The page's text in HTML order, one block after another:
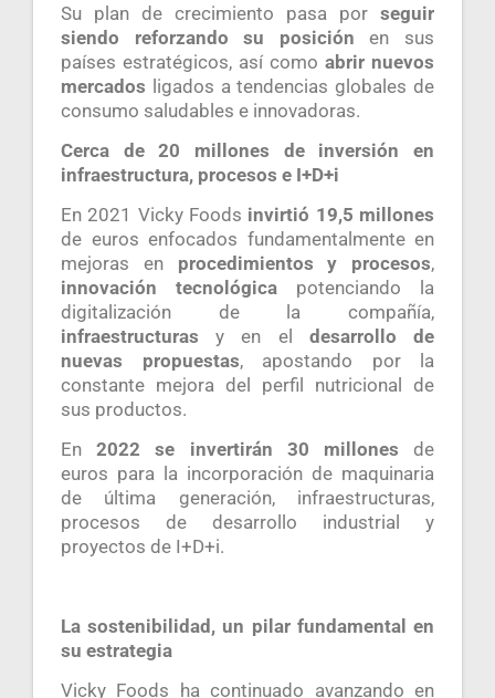
Su plan de crecimiento pasa por seguir
siendo reforzando su posiciónen sus
países estratégicos, así como abrir nuevos
mercados ligados a tendencias globales de
consumo saludables e innovadoras.
Cerca de 20 millones de inversión en
infraestructura, procesos e I+D+i
En 2021 Vicky Foods invirtió 19,5 millones
de euros enfocados fundamentalmente en
mejoras en procedimientos y procesos,
innovación tecnológica potenciando la
digitalización de la compañía,
infraestructurasy en el desarrollo de
nuevas propuestas, apostando por la
constante mejora del perfil nutricional de
sus productos.
En2022 se invertirán 30 millones de
euros para la incorporación de maquinaria
de última generación, infraestructuras,
procesos de desarrollo industrial y
proyectos de I+D+i.
La sostenibilidad, un pilar fundamental en
su estrategia
Vicky Foods ha continuado avanzando en